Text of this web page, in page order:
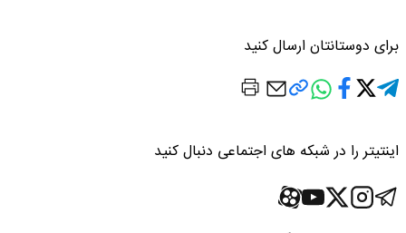
برای دوستانتان ارسال کنید
اینتیتر را در شبکه های اجتماعی دنبال کنید